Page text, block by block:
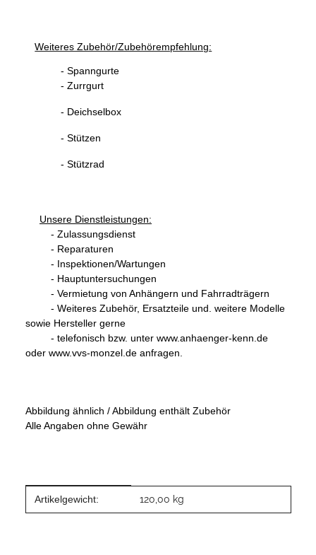
Weiteres Zubehör/Zubehörempfehlung:
- Spanngurte
- Zurrgurt
- Deichselbox
- Stützen
- Stützrad
Unsere Dienstleistungen:
- Zulassungsdienst
- Reparaturen
- Inspektionen/Wartungen
- Hauptuntersuchungen
- Vermietung von Anhängern und Fahrradträgern
- Weiteres Zubehör, Ersatzteile und. weitere Modelle
sowie Hersteller gerne
- telefonisch bzw. unter www.anhaenger-kenn.de
oder www.vvs-monzel.de anfragen.
Abbildung ähnlich / Abbildung enthält Zubehör
Alle Angaben ohne Gewähr
Produkteigenschaft
Wert
Artikelgewicht: 120,00 kg